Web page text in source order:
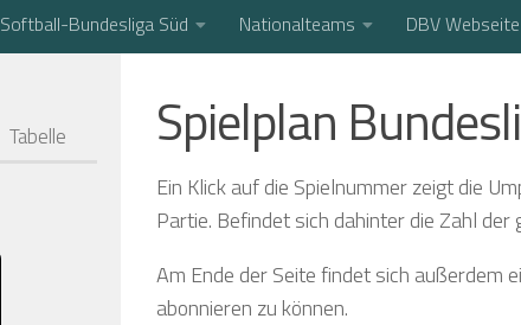
Softball-Bundesliga Süd Nationalteams DBV Webseite
Spielplan
Ein Klick auf die Spielnummer zeigt die
Partie. Befindet sich dahinter die Zahl
Am Ende der Seite findet sich außerdem
abonnieren zu können.
Tabelle